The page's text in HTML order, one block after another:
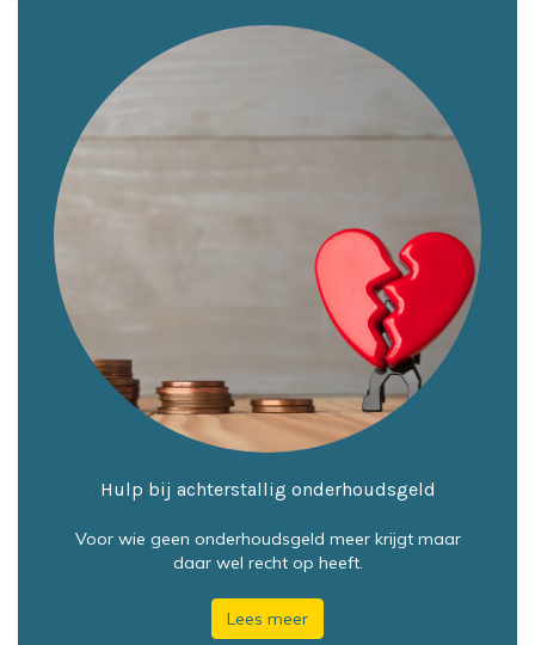
Hulp bij achterstallig onderhoudsgeld
Voor wie geen onderhoudsgeld meer krijgt maar
daar wel recht op heeft.
Lees meer